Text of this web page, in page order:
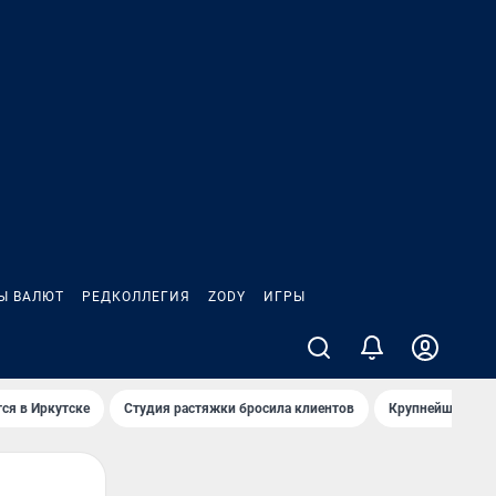
ВАЛЮТ РЕДКОЛЛЕГИЯ ZODY ИГРЫ
в Иркутске Студия растяжки бросила клиентов Крупнейшие